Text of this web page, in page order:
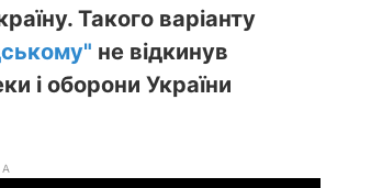
Такого варіанту
не відкинув
і оборони України